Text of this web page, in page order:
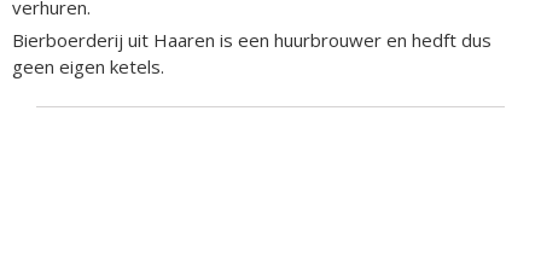
verhuren.
Bierboerderij uit Haaren is een huurbrouwer en hedft dus
geen eigen ketels.